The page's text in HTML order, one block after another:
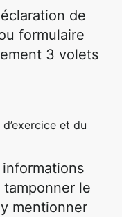
de
formulaire
3 volets
et du
le
mentionner